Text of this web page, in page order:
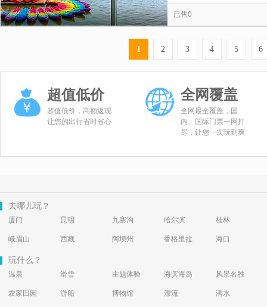
已售0
1 2 3 4 5 6
超值低价
超值低价，高额返现
让您的出行省时省心
全网覆盖
全网最全覆盖，国
内、国际门票一网打
尽，让您一次玩到爽
去哪儿玩？
厦门 昆明 九寨沟 哈尔滨 桂林
峨眉山 西藏 阿坝州 香格里拉 海口
玩什么？
温泉 滑雪 主题体验 海滨海岛 风景名胜
农家田园 游船 博物馆 漂流 潜水